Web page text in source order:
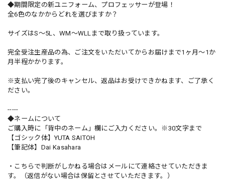
◆期間限定の新ユニフォーム、プロフェッサーが登場！
全6色のなかからどれを選びますか？
サイズはS〜5L、WM〜WLLまで取り扱っています。
完全受注生産品の為、ご注文をいただいてからお届けまで1ヶ月〜1か
月半程かかります。
※支払い完了後のキャンセル、返品はお受けできかねます、ご了承く
ださい。
-----
◆ネームについて
ご購入時に「背中のネーム」欄にご入力ください。※30文字まで
【ゴシック体】YUTA SAITOH
【筆記体】Dai Kasahara
・こちらで判断がしかねる場合はメールにて連絡させていただきま
す。（返信がない場合は保留とさせていただきます。）